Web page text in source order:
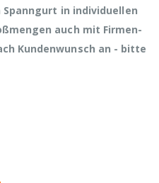
in individuellen
auch mit Firmen-
Kundenwunsch an - bitte